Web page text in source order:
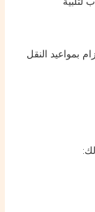
بمواعيد النقل